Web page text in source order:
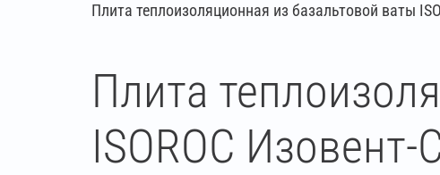
Плита теплоизоляционная из базальтовой ваты
Плита
ISOROC